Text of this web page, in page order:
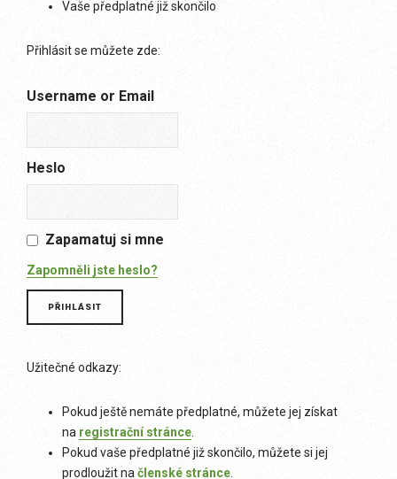
Vaše předplatné již skončilo
Přihlásit se můžete zde:
Username or Email
Heslo
Zapamatuj si mne
Zapomněli jste heslo?
Užitečné odkazy:
Pokud ještě nemáte předplatné, můžete jej získat
na registrační stránce
Pokud vaše předplatné již skončilo, můžete si jej
prodloužit na členské stránce